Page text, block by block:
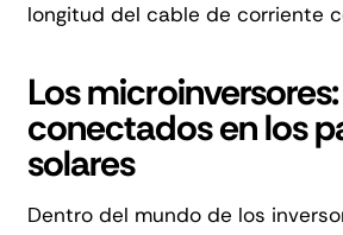
longitud del cable de corriente
Los microinversores:
conectados en los
solares
Dentro del mundo de los